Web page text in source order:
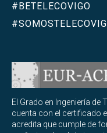
#BETELECOVIGO
El Grado en Ingeniería
cuenta con el certificado
acredita que cumple de